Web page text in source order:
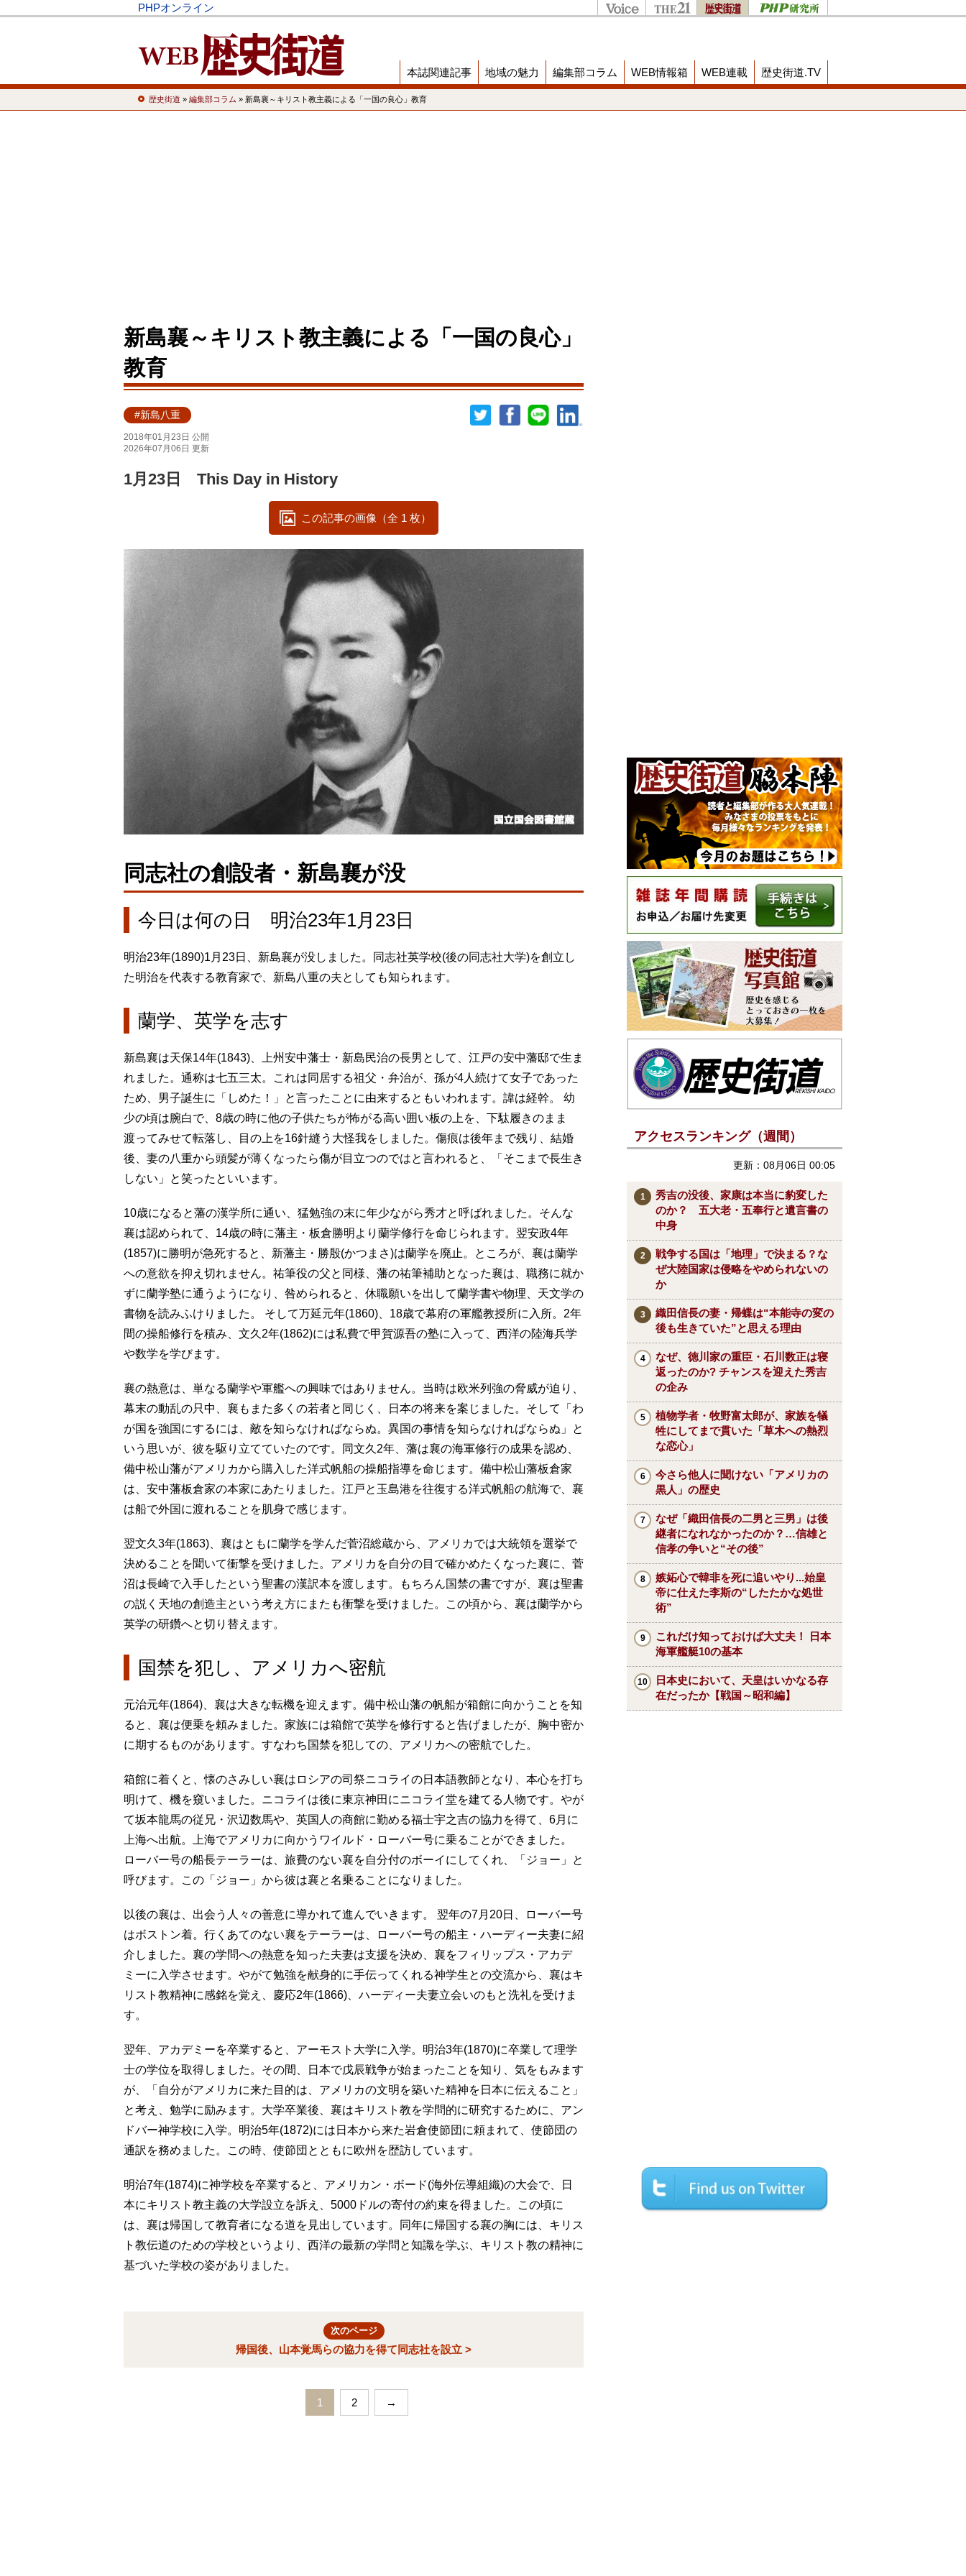
PHPオンライン
本誌関連記事 地域の魅力 編集部コラム WEB情報箱 WEB連載 歴史街道.TV
歴史街道 » 編集部コラム » 新島襄～キリスト教主義による「一国の良心」教育
新島襄～キリスト教主義による「一国の良心」
教育
#新島八重
2018年01月23日 公開
2026年07月06日 更新
1月23日 This Day in History
この記事の画像（全 1 枚）
同志社の創設者・新島襄が没
今日は何の日 明治23年1月23日
明治23年(1890)1月23日、新島襄が没しました。同志社英学校(後の同志社大学)を創立し
た明治を代表する教育家で、新島八重の夫としても知られます。
蘭学、英学を志す
新島襄は天保14年(1843)、上州安中藩士・新島民治の長男として、江戸の安中藩邸で生ま
れました。通称は七五三太。これは同居する祖父・弁治が、孫が4人続けて女子であった
ため、男子誕生に「しめた！」と言ったことに由来するともいわれます。諱は経幹。 幼
少の頃は腕白で、8歳の時に他の子供たちが怖がる高い囲い板の上を、下駄履きのまま
渡ってみせて転落し、目の上を16針縫う大怪我をしました。傷痕は後年まで残り、結婚
後、妻の八重から頭髪が薄くなったら傷が目立つのではと言われると、「そこまで長生き
しない」と笑ったといいます。
10歳になると藩の漢学所に通い、猛勉強の末に年少ながら秀才と呼ばれました。そんな
襄は認められて、14歳の時に藩主・板倉勝明より蘭学修行を命じられます。翌安政4年
(1857)に勝明が急死すると、新藩主・勝殷(かつまさ)は蘭学を廃止。ところが、襄は蘭学
への意欲を抑え切れません。祐筆役の父と同様、藩の祐筆補助となった襄は、職務に就か
ずに蘭学塾に通うようになり、咎められると、休職願いを出して蘭学書や物理、天文学の
書物を読みふけりました。 そして万延元年(1860)、18歳で幕府の軍艦教授所に入所。2年
間の操船修行を積み、文久2年(1862)には私費で甲賀源吾の塾に入って、西洋の陸海兵学
や数学を学びます。
襄の熱意は、単なる蘭学や軍艦への興味ではありません。当時は欧米列強の脅威が迫り、
幕末の動乱の只中、襄もまた多くの若者と同じく、日本の将来を案じました。そして「わ
が国を強国にするには、敵を知らなければならぬ。異国の事情を知らなければならぬ」と
いう思いが、彼を駆り立てていたのです。同文久2年、藩は襄の海軍修行の成果を認め、
備中松山藩がアメリカから購入した洋式帆船の操船指導を命じます。備中松山藩板倉家
は、安中藩板倉家の本家にあたりました。江戸と玉島港を往復する洋式帆船の航海で、襄
は船で外国に渡れることを肌身で感じます。
翌文久3年(1863)、襄はともに蘭学を学んだ菅沼総蔵から、アメリカでは大統領を選挙で
決めることを聞いて衝撃を受けました。アメリカを自分の目で確かめたくなった襄に、菅
沼は長崎で入手したという聖書の漢訳本を渡します。もちろん国禁の書ですが、襄は聖書
の説く天地の創造主という考え方にまたも衝撃を受けました。この頃から、襄は蘭学から
英学の研鑽へと切り替えます。
国禁を犯し、アメリカへ密航
元治元年(1864)、襄は大きな転機を迎えます。備中松山藩の帆船が箱館に向かうことを知
ると、襄は便乗を頼みました。家族には箱館で英学を修行すると告げましたが、胸中密か
に期するものがあります。すなわち国禁を犯しての、アメリカへの密航でした。
箱館に着くと、懐のさみしい襄はロシアの司祭ニコライの日本語教師となり、本心を打ち
明けて、機を窺いました。ニコライは後に東京神田にニコライ堂を建てる人物です。やが
て坂本龍馬の従兄・沢辺数馬や、英国人の商館に勤める福士宇之吉の協力を得て、6月に
上海へ出航。上海でアメリカに向かうワイルド・ローバー号に乗ることができました。
ローバー号の船長テーラーは、旅費のない襄を自分付のボーイにしてくれ、「ジョー」と
呼びます。この「ジョー」から彼は襄と名乗ることになりました。
以後の襄は、出会う人々の善意に導かれて進んでいきます。 翌年の7月20日、ローバー号
はボストン着。行くあてのない襄をテーラーは、ローバー号の船主・ハーディー夫妻に紹
介しました。襄の学問への熱意を知った夫妻は支援を決め、襄をフィリップス・アカデ
ミーに入学させます。やがて勉強を献身的に手伝ってくれる神学生との交流から、襄はキ
リスト教精神に感銘を覚え、慶応2年(1866)、ハーディー夫妻立会いのもと洗礼を受けま
す。
翌年、アカデミーを卒業すると、アーモスト大学に入学。明治3年(1870)に卒業して理学
士の学位を取得しました。その間、日本で戊辰戦争が始まったことを知り、気をもみます
が、「自分がアメリカに来た目的は、アメリカの文明を築いた精神を日本に伝えること」
と考え、勉学に励みます。大学卒業後、襄はキリスト教を学問的に研究するために、アン
ドバー神学校に入学。明治5年(1872)には日本から来た岩倉使節団に頼まれて、使節団の
通訳を務めました。この時、使節団とともに欧州を歴訪しています。
明治7年(1874)に神学校を卒業すると、アメリカン・ボード(海外伝導組織)の大会で、日
本にキリスト教主義の大学設立を訴え、5000ドルの寄付の約束を得ました。この頃に
は、襄は帰国して教育者になる道を見出しています。同年に帰国する襄の胸には、キリス
ト教伝道のための学校というより、西洋の最新の学問と知識を学ぶ、キリスト教の精神に
基づいた学校の姿がありました。
次のページ
帰国後、山本覚馬らの協力を得て同志社を設立 >
1 2 →
アクセスランキング（週間）
更新：08月06日 00:05
秀吉の没後、家康は本当に豹変した
のか？ 五大老・五奉行と遺言書の
中身
戦争する国は「地理」で決まる？な
ぜ大陸国家は侵略をやめられないの
か
織田信長の妻・帰蝶は“本能寺の変の
後も生きていた”と思える理由
なぜ、徳川家の重臣・石川数正は寝
返ったのか? チャンスを迎えた秀吉
の企み
植物学者・牧野富太郎が、家族を犠
牲にしてまで貫いた「草木への熱烈
な恋心」
今さら他人に聞けない「アメリカの
黒人」の歴史
なぜ「織田信長の二男と三男」は後
継者になれなかったのか？…信雄と
信孝の争いと“その後”
嫉妬心で韓非を死に追いやり...始皇
帝に仕えた李斯の“したたかな処世
術”
これだけ知っておけば大丈夫！ 日本
海軍艦艇10の基本
日本史において、天皇はいかなる存
在だったか【戦国～昭和編】